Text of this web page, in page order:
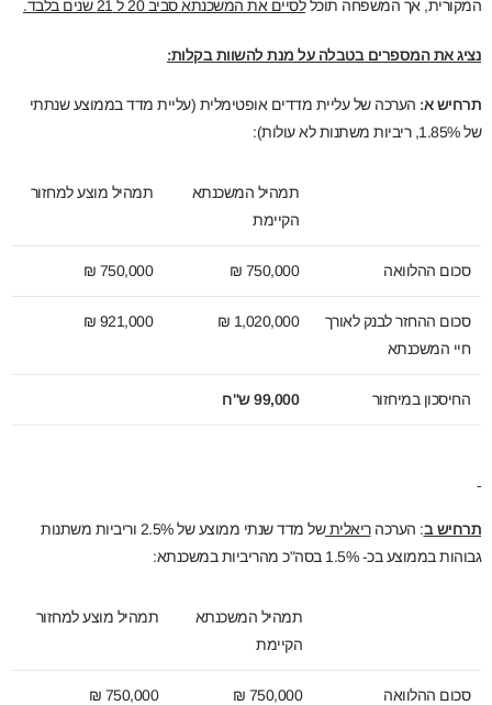
המקורית, אך המשפחה תוכללסיים את המשכנתא סביב 20 ל 21 שנים בלבד.
נציג את המספרים בטבלה על מנת להשוות בקלות:
תרחיש א: הערכה של עליית מדדים אופטימלית (עליית מדד בממוצע שנתתי
של 1.85%, ריביות משתנות לא עולות):
תמהיל המשכנתא
הקיימת
תמהיל מוצע למחזור
סכום ההלוואה 750,000 ₪
750,000 ₪
סכום ההחזר לבנק לאורך
חיי המשכנתא
1,020,000 ₪
921,000 ₪
החיסכון במיחזור 99,000 ש"ח
תרחיש ב: הערכהריאלית
של מדד שנתי ממוצע של 2.5% וריביות משתנות
גבוהות בממוצע בכ- 1.5% בסה"כ מהריביות במשכנתא:
תמהיל המשכנתא
הקיימת
תמהיל מוצע למחזור
סכום ההלוואה 750,000 ₪
750,000 ₪